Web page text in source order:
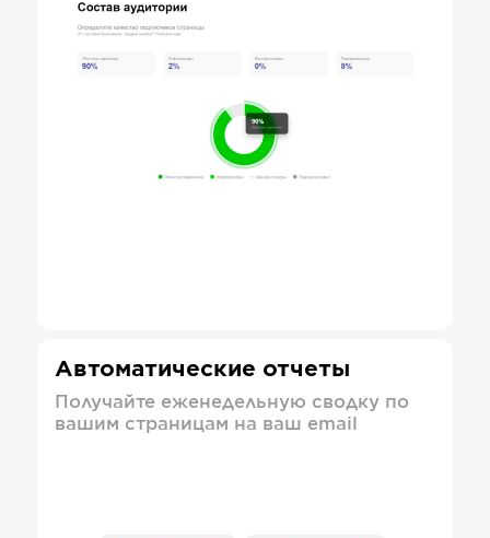
Автоматические отчеты
Получайте еженедельную сводку по
вашим страницам на ваш email